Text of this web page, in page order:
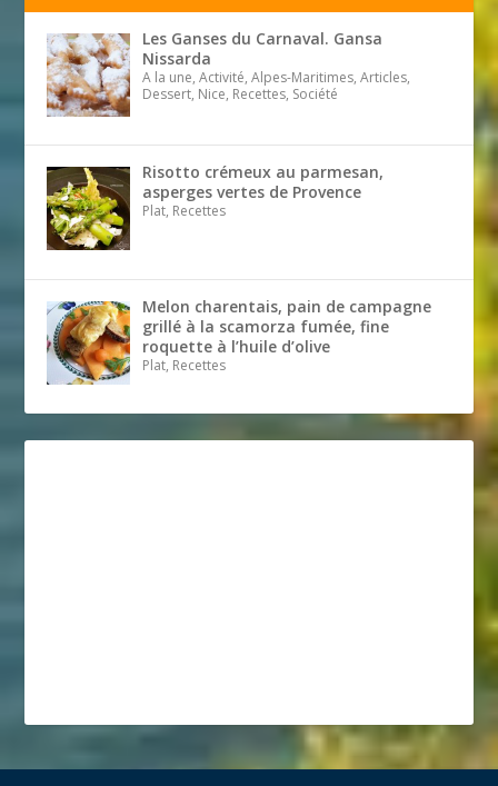
Les Ganses du Carnaval. Gansa
Nissarda
A la une, Activité, Alpes-Maritimes, Articles,
Dessert, Nice, Recettes, Société
Risotto crémeux au parmesan,
asperges vertes de Provence
Plat, Recettes
Melon charentais, pain de campagne
grillé à la scamorza fumée, fine
roquette à l’huile d’olive
Plat, Recettes